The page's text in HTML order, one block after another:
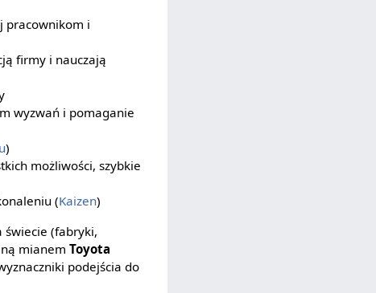
pracownikom i
firmy i nauczają
wyzwań i pomaganie
)
możliwości, szybkie
(Kaizen)
świecie (fabryki,
mianemToyota
podejścia do